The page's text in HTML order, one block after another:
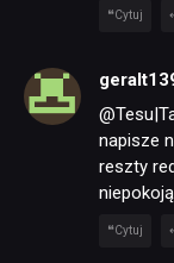
Cytuj
napisze
reszty
Cytuj